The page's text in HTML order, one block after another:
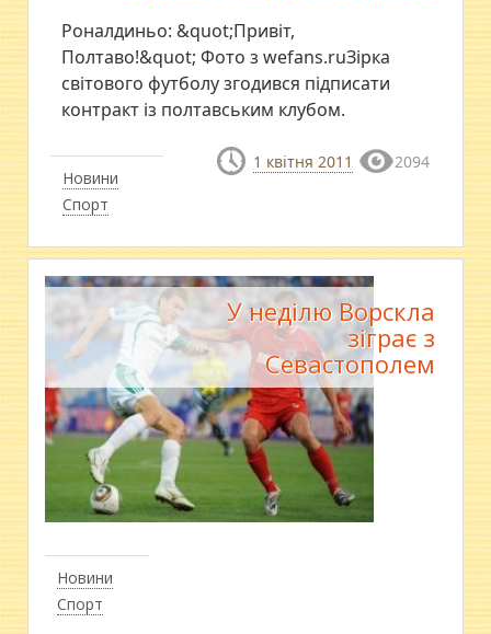
Новини
Спорт
Роналдиньо: &quot;Привіт,
Полтаво!&quot; Фото з wefans.ruЗірка
світового футболу згодився підписати
контракт із полтавським клубом.
1 квітня 2011 2094
Новини
Спорт
У неділю Ворскла
зіграє з
Севастополем